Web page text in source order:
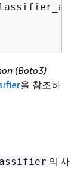
(Boto3)
을 참조하
의 사